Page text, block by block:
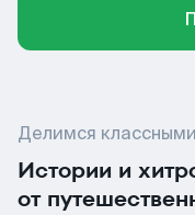
Делимся
Истории и
от